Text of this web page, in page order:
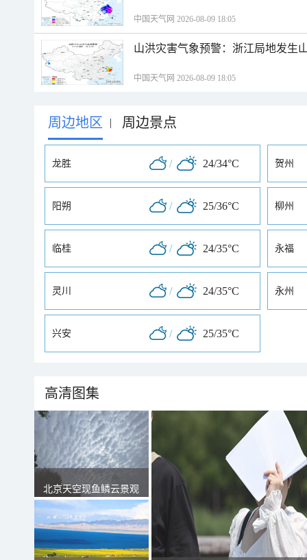
中国天气网 2026-08-09 18:05
山洪灾害气象预警：浙江局地发生
中国天气网 2026-08-09 18:05
周边地区 | 周边景点
龙胜 / 24/34°C 贺州
阳朔 / 25/36°C 柳州
临桂 / 24/35°C 永福
灵川 / 24/35°C 永州
兴安 / 25/35°C
高清图集
北京天空现鱼鳞云景观